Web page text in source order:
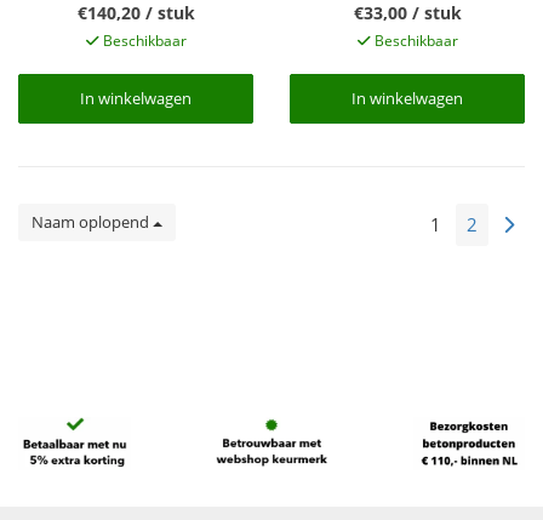
€140,20 / stuk
Beschikbaar
In winkelwagen
In winkelwagen
€33,00 / stuk
Beschikbaar
In winkelwagen
In winkelwagen
Naam oplopend 1 2